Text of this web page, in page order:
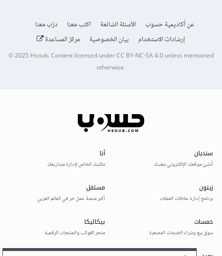
عن أكاديمية حسوب الأسئلة الشائعة اكتب معنا
درّب معنا
إرشادات الاستخدام
بيان الخصوصية مركز المساعدة
© 2025 Hsoub.Content licensed underCC BY-NC-SA 4.0unless mentioned
otherwise.